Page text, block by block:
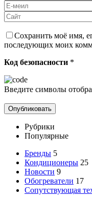
Сохранить моё имя,
последующих моих
Код безопасности *
Введите символы
Рубрики
Популярные
Бренды 5
Кондиционеры 25
Новости 9
Обогреватели 17
Сопутствующая